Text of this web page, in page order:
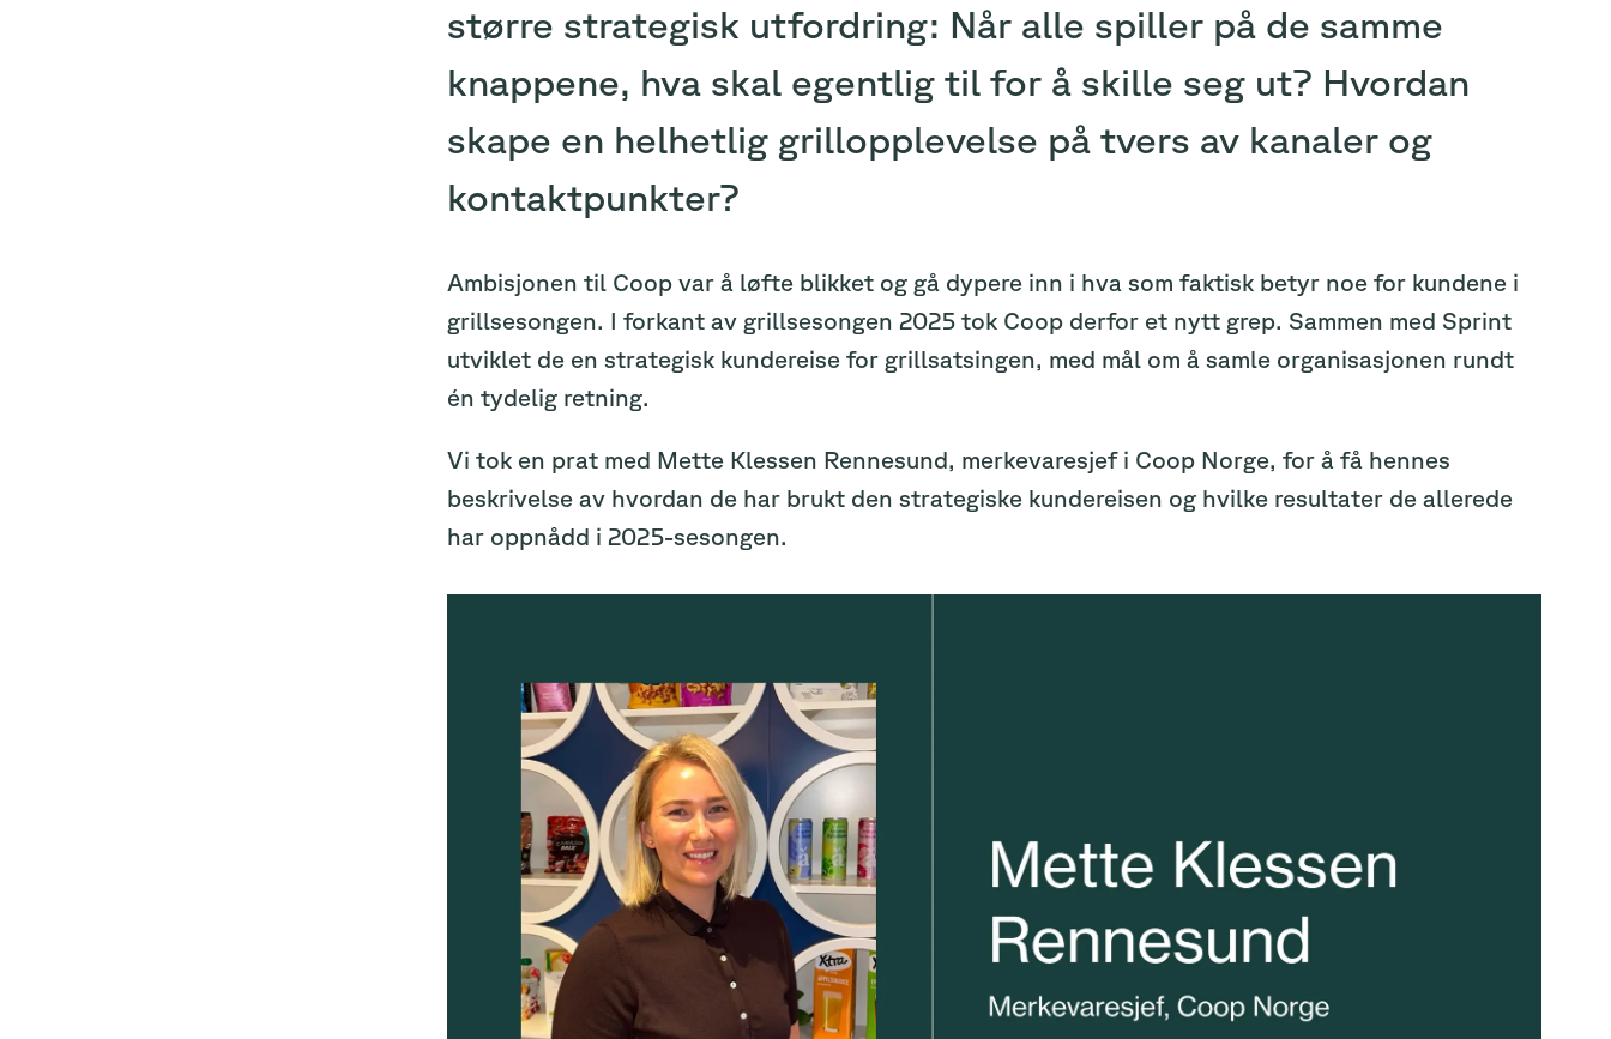
større strategisk utfordring: Når alle spiller på de samme
knappene, hva skal egentlig til for å skille seg ut? Hvordan
skape en helhetlig grillopplevelse på tvers av kanaler og
kontaktpunkter?
Ambisjonen til Coop var å løfte blikket og gå dypere inn i hva som faktisk betyr noe for kundene i
grillsesongen. I forkant av grillsesongen 2025 tok Coop derfor et nytt grep. Sammen med Sprint
utviklet de en strategisk kundereise for grillsatsingen, med mål om å samle organisasjonen rundt
én tydelig retning.
Vi tok en prat med Mette Klessen Rennesund, merkevaresjef i Coop Norge, for å få hennes
beskrivelse av hvordan de har brukt den strategiske kundereisen og hvilke resultater de allerede
har oppnådd i 2025-sesongen.